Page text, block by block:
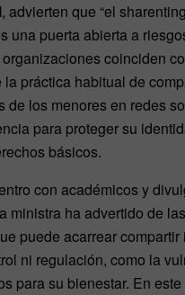
, advierten que “el
una puerta abierta a
organizaciones coinciden
práctica habitual de
de los menores en redes
para proteger su
básicos.
con académicos y
ministra ha advertido de las
puede acarrear compartir
ni regulación, como la
para su bienestar. En